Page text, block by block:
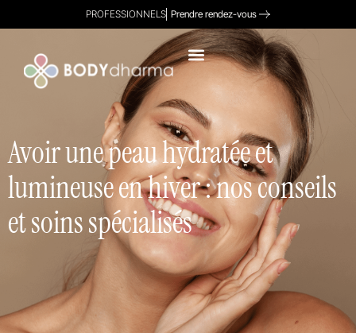
PROFESSIONNELS Prendre rendez-vous
Avoir une peau hydratée et
lumineuse en hiver : nos conseils
et soins spécialisés